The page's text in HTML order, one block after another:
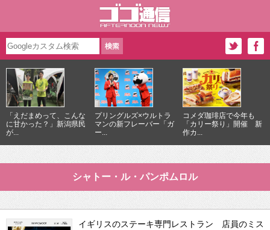
「えだまめって、こんな
に甘かった？」新潟県民
が...
プリングルズ×ウルトラ
マンの新フレーバー「ガ
ー...
コメダ珈琲店で今年も
「カリー祭り」開催 新
作カ...
シャトー・ル・パンポムロル
イギリスのステーキ専門レストラン 店員のミス